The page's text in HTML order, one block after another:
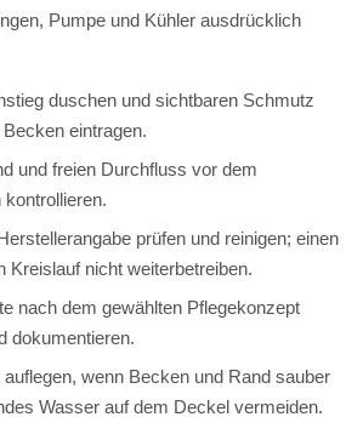
Pumpe und Kühler ausdrücklich
duschen und sichtbaren Schmutz
eintragen.
und freien Durchfluss vor dem
kontrollieren.
prüfen und reinigen; einen
Kreislauf nicht weiterbetreiben.
nach dem gewählten Pflegekonzept
dokumentieren.
wenn Becken und Rand sauber
Wasser auf dem Deckel vermeiden.